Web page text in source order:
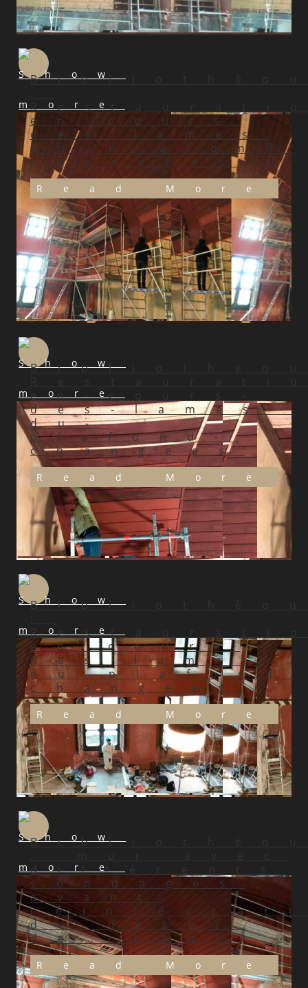
en cours
des lames
du plafond
changées
Read More
en-cours-
des-lames-
du-
plafond-
changees
Read More
en cours
des lames
du plafond
changées
Read More
différents
sondages
avant
de décor
de chaux
Read More